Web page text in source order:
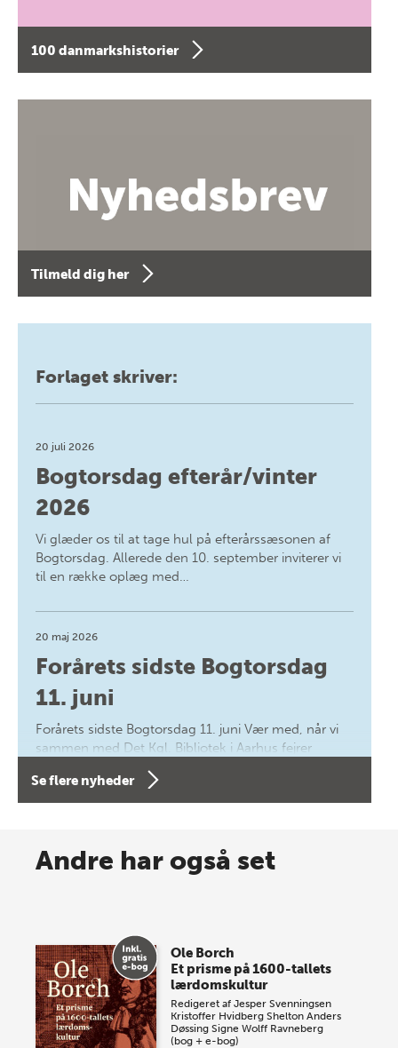
100 danmarkshistorier
Tilmeld dig her
Forlaget skriver:
20 juli 2026
Bogtorsdag efterår/vinter
2026
Vi glæder os til at tage hul på efterårssæsonen af
Bogtorsdag. Allerede den 10. september inviterer vi
til en række oplæg med…
20 maj 2026
Forårets sidste Bogtorsdag
11. juni
Forårets sidste Bogtorsdag 11. juni Vær med, når vi
sammen med Det Kgl. Bibliotek i Aarhus fejrer
forfatterne bag vores nyes…
Spar op til 70% til sommer-
store sommer-lagersalg, så sæt kryds i kalenderen
onsdag den 10. j…
Se flere nyheder
Andre har også set
Ole Borch
Et prisme på 1600-tallets
lærdomskultur
Redigeret afJesper Svenningsen
Kristoffer Hvidberg Shelton Anders
Døssing Signe Wolff Ravneberg
(bog + e-bog)